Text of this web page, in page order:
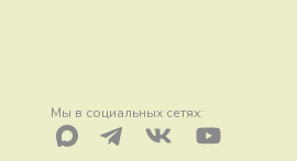
Мы в социальных сетях: